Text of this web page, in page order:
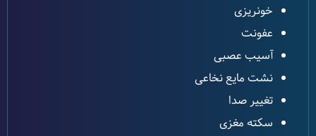
خونریزی
عفونت
آسیب عصبی
نشت مایع نخاعی
تغییر صدا
سکته مغزی